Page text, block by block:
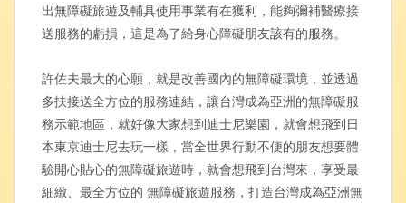
出無障礙旅遊及輔具使用事業有在獲利，能夠彌補醫療接
送服務的虧損，這是為了給身心障礙朋友該有的服務。
許佐夫最大的心願，就是改善國內的無障礙環境，並透過
多扶接送全方位的服務連結，讓台灣成為亞洲的無障礙服
務示範地區，就好像大家想到迪士尼樂園，就會想飛到日
本東京迪士尼去玩一樣，當全世界行動不便的朋友想要體
驗開心貼心的無障礙旅遊時，就會想飛到台灣來，享受最
細緻、最全方位的 無障礙旅遊服務，打造台灣成為亞洲無